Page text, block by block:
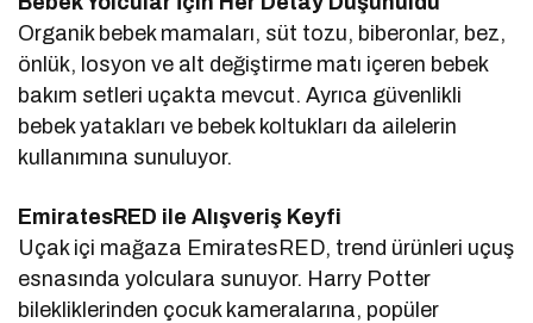
Organik bebek mamaları, süt tozu, biberonlar, bez,
önlük, losyon ve alt değiştirme matı içeren bebek
bakım setleri uçakta mevcut. Ayrıca güvenlikli
bebek yatakları ve bebek koltukları da ailelerin
kullanımına sunuluyor.
EmiratesRED ile Alışveriş Keyfi
Uçak içi mağaza EmiratesRED, trend ürünleri uçuş
esnasında yolculara sunuyor. Harry Potter
bilekliklerinden çocuk kameralarına, popüler